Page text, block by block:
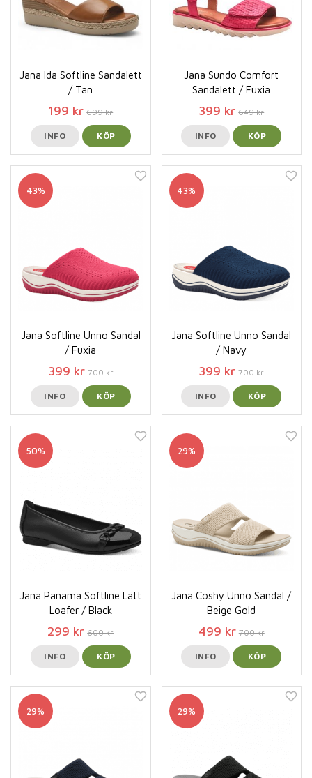
Jana Ida Softline Sandalett
/ Tan
199 kr 699 kr
INFO KÖP
Jana Sundo Comfort
Sandalett / Fuxia
399 kr 649 kr
INFO KÖP
43%
Jana Softline Unno Sandal
/ Fuxia
399 kr 700 kr
INFO KÖP
43%
Jana Softline Unno Sandal
/ Navy
399 kr 700 kr
INFO KÖP
50%
Jana Panama Softline Lätt
Loafer / Black
299 kr 600 kr
INFO KÖP
29%
Jana Coshy Unno Sandal /
Beige Gold
499 kr 700 kr
INFO KÖP
29% 29%